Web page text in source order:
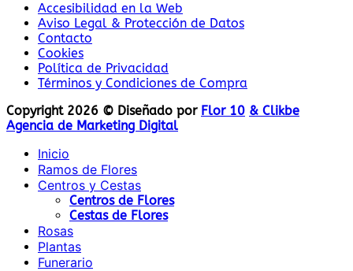
Accesibilidad en la Web
Aviso Legal & Protección de Datos
Contacto
Cookies
Política de Privacidad
Términos y Condiciones de Compra
Copyright 2026 © Diseñado por Flor 10 & Clikbe
Agencia de Marketing Digital
Inicio
Ramos de Flores
Centros y Cestas
Centros de Flores
Cestas de Flores
Rosas
Plantas
Funerario